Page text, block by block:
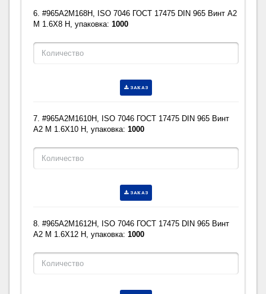
6. #965A2M168H, ISO 7046 ГОСТ 17475 DIN 965 Винт A2
M 1.6X8 H, упаковка:1000
ЗАКАЗ
7. #965A2M1610H, ISO 7046 ГОСТ 17475 DIN 965 Винт
A2 M 1.6X10 H, упаковка:1000
ЗАКАЗ
8. #965A2M1612H, ISO 7046 ГОСТ 17475 DIN 965 Винт
A2 M 1.6X12 H, упаковка:1000